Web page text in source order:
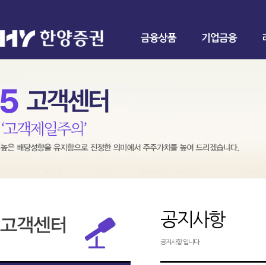
금융상품 기업금융
공지사항
공지사항 입니다.